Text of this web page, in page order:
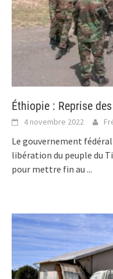
Éthiopie : Reprise
4 novembre 2022
Le gouvernement
libération du peuple du
pour mettre fin au ...